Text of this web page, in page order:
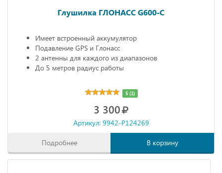
Глушилка ГЛОНАСС G600-C
Имеет встроенный аккумулятор
Подавление GPS и Глонасс
2 антенны для каждого из диапазонов
До 5 метров радиус работы
5 (1)
3 300
Артикул: 9942-P124269
Подробнее В корзину